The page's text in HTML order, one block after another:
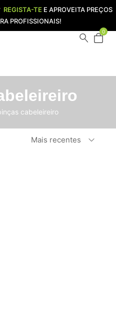
REGISTA-TE E APROVEITA PREÇOS
PROFISSIONAIS!
0
cabeleireiro
Mais recentes